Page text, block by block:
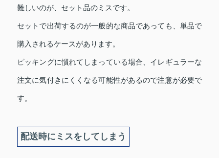
難しいのが、セット品のミスです。
セットで出荷するのが一般的な商品であっても、単品で
購入されるケースがあります。
ピッキングに慣れてしまっている場合、イレギュラーな
注文に気付きにくくなる可能性があるので注意が必要で
す。
配送時にミスをしてしまう